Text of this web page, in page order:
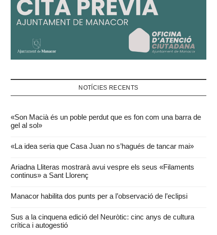
NOTÍCIES RECENTS
«Son Macià és un poble perdut que es fon com una barra de
gel al sol»
«La idea seria que Casa Juan no s’hagués de tancar mai»
Ariadna Lliteras mostrarà avui vespre els seus «Filaments
continus» a Sant Llorenç
Manacor habilita dos punts per a l’observació de l’eclipsi
Sus a la cinquena edició del Neuròtic: cinc anys de cultura
crítica i autogestió